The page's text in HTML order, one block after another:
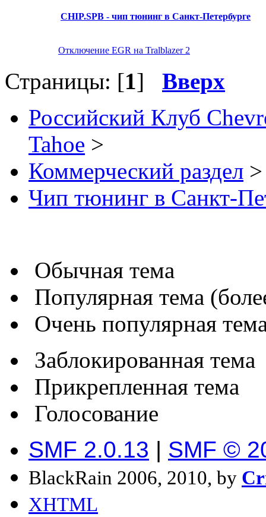
CHIP.SPB - чип тюнинг в Санкт-Петербурге
Отключение EGR на Tralblazer 2
Страницы: [1] Вверх
Российский Клуб
Tahoe >
Коммерческий раздел >
Чип тюнинг в Санкт-
Обычная тема
Популярная тема
Очень популярная
Заблокированная тема
Прикрепленная тема
Голосование
SMF 2.0.13 | SMF ©
BlackRain 2006, 2010, by
XHTML